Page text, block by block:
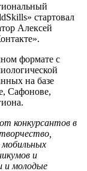
стартовал
Алексей
формате с
на базе
Сафонове,
конкурсантов в
мобильных
и
и молодые